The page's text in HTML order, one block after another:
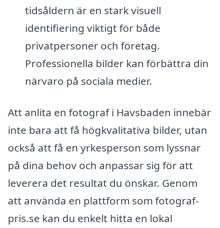
tidsåldern är en stark visuell
identifiering viktigt för både
privatpersoner och företag.
Professionella bilder kan förbättra din
närvaro på sociala medier.
Att anlita en fotograf i Havsbaden innebär
inte bara att få högkvalitativa bilder, utan
också att få en yrkesperson som lyssnar
på dina behov och anpassar sig för att
leverera det resultat du önskar. Genom
att använda en plattform som fotograf-
pris.se kan du enkelt hitta en lokal